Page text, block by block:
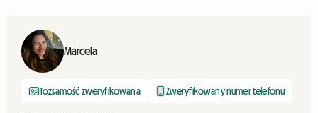
Marcela
Tożsamość zweryfikowana Zweryfikowany numer telefonu